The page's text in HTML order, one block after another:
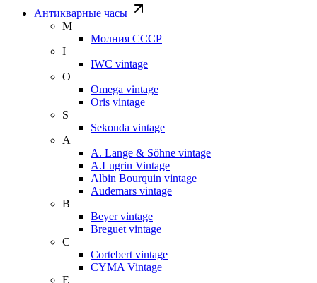
Антикварные часы
М
Молния СССР
I
IWC vintage
O
Omega vintage
Oris vintage
S
Sekonda vintage
A
A. Lange & Söhne vintage
A.Lugrin Vintage
Albin Bourquin vintage
Audemars vintage
B
Beyer vintage
Breguet vintage
C
Cortebert vintage
CYMA Vintage
E